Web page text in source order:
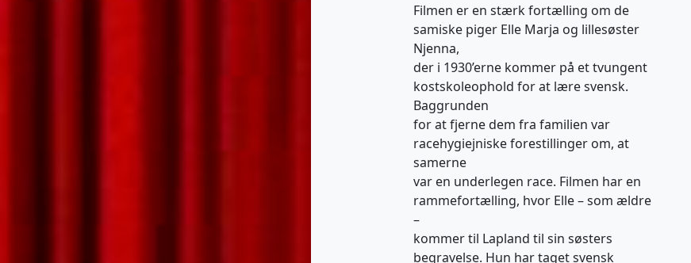
Filmen er en stærk fortælling om de
samiske piger Elle Marja og lillesøster
Njenna,
der i 1930’erne kommer på et tvungent
kostskoleophold for at lære svensk.
Baggrunden
for at fjerne dem fra familien var
racehygiejniske forestillinger om, at
samerne
var en underlegen race. Filmen har en
rammefortælling, hvor Elle – som ældre
–
kommer til Lapland til sin søsters
begravelse. Hun har taget svensk